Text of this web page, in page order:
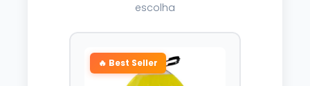
escolha
🔥 Best Seller